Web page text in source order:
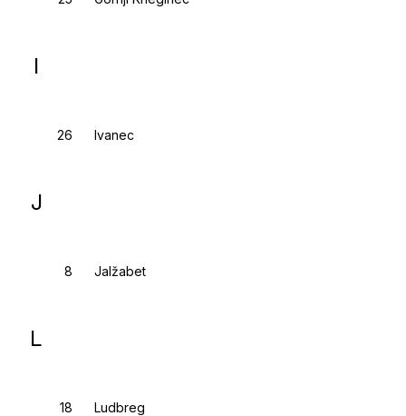
I
Ivanec
J
Jalžabet
L
Ludbreg